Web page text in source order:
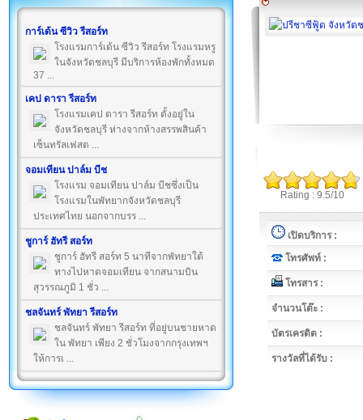
การ์เด้น ซีวิว รีสอร์ท
โรงแรมการ์เด้น ซีวิว รีสอร์ท โรงแรมหรู
ในจังหวัดชลบุรี มีบริการห้องพักทั้งหมด
37 ...
เคป ดารา รีสอร์ท
โรงแรมเคป ดารา รีสอร์ท ตั้งอยู่ใน
จังหวัดชลบุรี ห่างจากห้างสรรพสินค้า
เซ็นทรัลเฟสต ...
จอมเทียน ปาล์ม บีช
โรงแรม จอมเทียน ปาล์ม บีชซึ่งเป็น
โรงแรมในพัทยากจังหวัดชลบุรี
ประเทศไทย นอกจากบรร ...
ชูการ์ ฮัทรี สอร์ท
ชูการ์ ฮัทรี สอร์ท 5 นาทีจากพัทยาใต้
ทางไปหาดจอมเทียน จากสนามบิน
สุวรรณภูมิ 1 ชั่ว ...
ชลจันทร์ พัทยา รีสอร์ท
ชลจันทร์ พัทยา รีสอร์ท ที่อยู่บนชายหาด
ใน พัทยา เพียง 2 ชั่วโมงจากกรุงเทพฯ
ให้การเ ...
Rating : 9.5/10
เปิดบริการ :
โทรศัพท์ :
โทรสาร :
จำนวนโต๊ะ :
บัตรเครดิต :
รางวัลที่ได้รับ :